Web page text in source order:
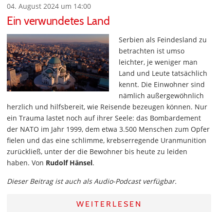
04. August 2024 um 14:00
Ein verwundetes Land
Serbien als Feindesland zu
betrachten ist umso
leichter, je weniger man
Land und Leute tatsächlich
kennt. Die Einwohner sind
nämlich außergewöhnlich
herzlich und hilfsbereit, wie Reisende bezeugen können. Nur
ein Trauma lastet noch auf ihrer Seele: das Bombardement
der NATO im Jahr 1999, dem etwa 3.500 Menschen zum Opfer
fielen und das eine schlimme, krebserregende Uranmunition
zurückließ, unter der die Bewohner bis heute zu leiden
haben. Von Rudolf Hänsel.
Dieser Beitrag ist auch als Audio-Podcast verfügbar.
WEITERLESEN